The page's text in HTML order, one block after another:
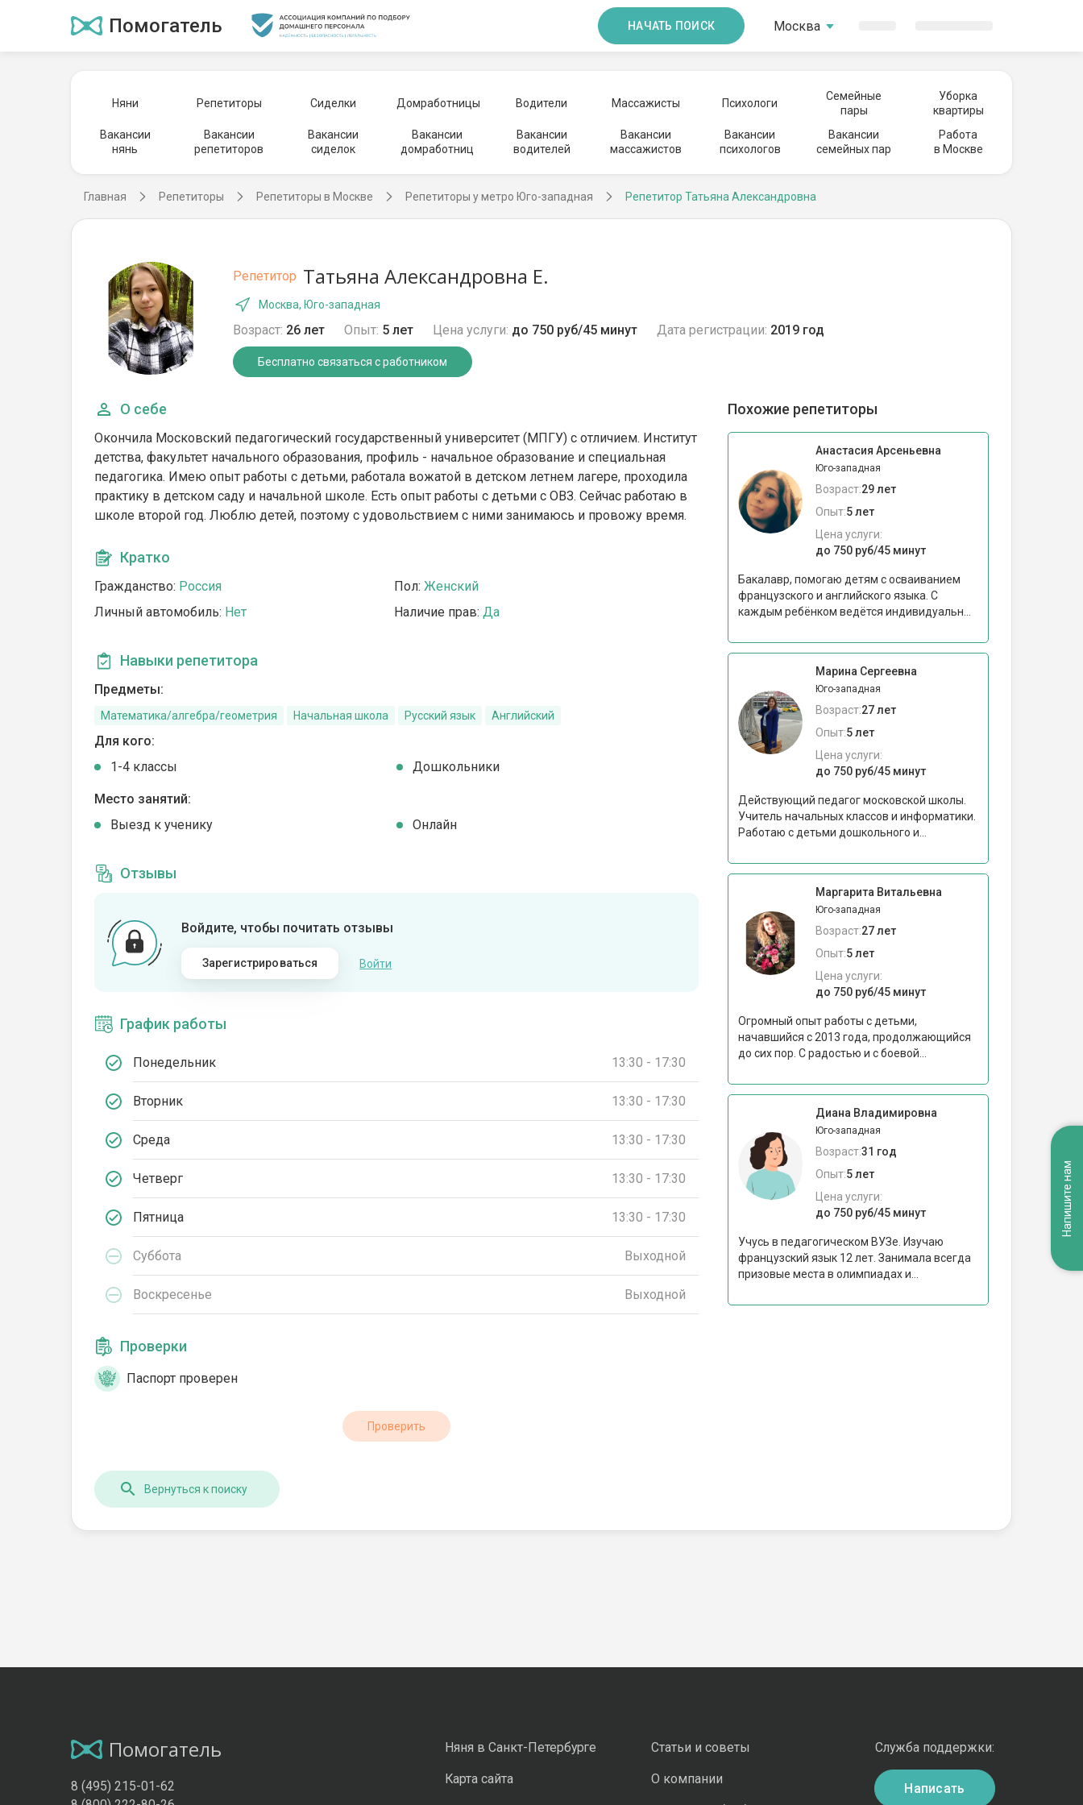
Помогатель НАЧАТЬ ПОИСК Москва
Няни Репетиторы Сиделки Домработницы Водители Массажисты Психологи
Семейные
пары
Уборка
квартиры
Вакансии
нянь
Вакансии
репетиторов
Вакансии
сиделок
Вакансии
домработниц
Вакансии
водителей
Вакансии
массажистов
Вакансии
психологов
Вакансии
семейных пар
Работа
в Москве
Главная Репетиторы Репетиторы в Москве Репетиторы у метро Юго-западная Репетитор Татьяна Александровна
Репетитор Татьяна Александровна Е.
Москва, Юго-западная
Возраст: 26 лет Опыт: 5 лет Цена услуги: до 750 руб/45 минут Дата регистрации: 2019 год
Бесплатно связаться с работником
О себе
Окончила Московский педагогический государственный университет (МПГУ) с отличием. Институт
детства, факультет начального образования, профиль - начальное образование и специальная
педагогика. Имею опыт работы с детьми, работала вожатой в детском летнем лагере, проходила
практику в детском саду и начальной школе. Есть опыт работы с детьми с ОВЗ. Сейчас работаю в
школе второй год. Люблю детей, поэтому с удовольствием с ними занимаюсь и провожу время.
Кратко
Гражданство: Россия Пол: Женский
Личный автомобиль: Нет Наличие прав: Да
Навыки репетитора
Предметы:
Математика/алгебра/геометрия Начальная школа Русский язык Английский
Для кого:
1-4 классы
Дошкольники
Место занятий:
Выезд к ученику
Онлайн
Отзывы
Войдите, чтобы почитать отзывы
Зарегистрироваться Войти
График работы
Понедельник 13:30 - 17:30
Вторник 13:30 - 17:30
Среда 13:30 - 17:30
Четверг 13:30 - 17:30
Пятница 13:30 - 17:30
Суббота Выходной
Воскресенье Выходной
Проверки
Паспорт проверен
Проверить
Похожие репетиторы
Анастасия Арсеньевна
Юго-западная
Возраст:29 лет
Опыт:5 лет
Цена услуги:
до 750 руб/45 минут
Бакалавр, помогаю детям с осваиванием
французского и английского языка. С
каждым ребёнком ведётся индивидуальн...
Марина Сергеевна
Юго-западная
Возраст:27 лет
Опыт:5 лет
Цена услуги:
до 750 руб/45 минут
Действующий педагог московской школы.
Учитель начальных классов и информатики.
Работаю с детьми дошкольного и...
Маргарита Витальевна
Юго-западная
Возраст:27 лет
Опыт:5 лет
Цена услуги:
до 750 руб/45 минут
Огромный опыт работы с детьми,
начавшийся с 2013 года, продолжающийся
до сих пор. С радостью и с боевой...
Диана Владимировна
Юго-западная
Возраст:31 год
Опыт:5 лет
Цена услуги:
до 750 руб/45 минут
Учусь в педагогическом ВУЗе. Изучаю
французский язык 12 лет. Занимала всегда
призовые места в олимпиадах и...
Вернуться к поиску
Помогатель
8 (495) 215-01-62
Няня в Санкт-Петербурге
Карта сайта
Статьи и советы
О компании
Служба поддержки:
Написать
Напишите нам